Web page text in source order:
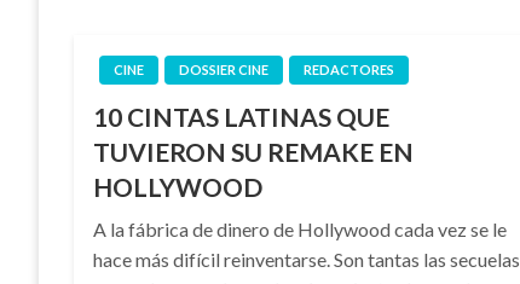
CINE DOSSIER CINE REDACTORES
10 CINTAS LATINAS QUE
TUVIERON SU REMAKE EN
HOLLYWOOD
A la fábrica de dinero de Hollywood cada vez se le
hace más difícil reinventarse. Son tantas las secuelas,